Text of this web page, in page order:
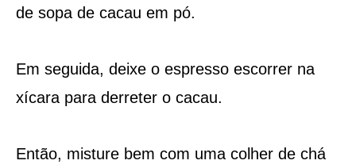
de sopa de cacau em pó.
Em seguida, deixe o espresso escorrer na
xícara para derreter o cacau.
Então, misture bem com uma colher de chá